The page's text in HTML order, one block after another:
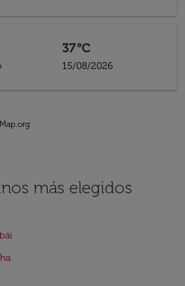
37°C
15/08/2026
más elegidos